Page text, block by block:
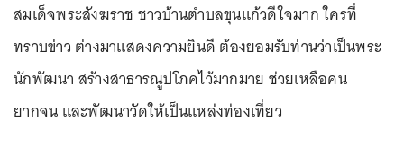
สมเด็จพระสังฆราช ชาวบ้านตำบลขุนแก้วดีใจมาก ใครที่
ทราบข่าว ต่างมาแสดงความยินดี ต้องยอมรับท่านว่าเป็นพระ
นักพัฒนา สร้างสาธารณูปโภคไว้มากมาย ช่วยเหลือคน
ยากจน และพัฒนาวัดให้เป็นแหล่งท่องเที่ยว